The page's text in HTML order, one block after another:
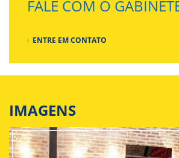
FALE COM O
ENTRE EM CONTATO
IMAGENS